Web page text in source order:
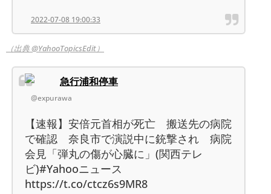
2022-07-08 19:00:33
（出典 @YahooTopicsEdit）
急行浦和停車
@expurawa
【速報】安倍元首相が死亡 搬送先の病院
で確認 奈良市で演説中に銃撃され 病院
会見「弾丸の傷が心臓に」(関西テレ
ビ)#Yahooニュース
https://t.co/ctcz6s9MR8